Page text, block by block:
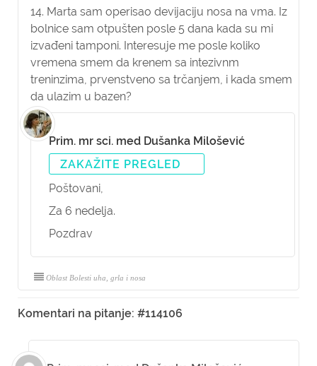
14. Marta sam operisao devijaciju nosa na vma. Iz
bolnice sam otpušten posle 5 dana kada su mi
izvađeni tamponi. Interesuje me posle koliko
vremena smem da krenem sa intezivnm
treninzima, prvenstveno sa trčanjem, i kada smem
da ulazim u bazen?
Prim. mr sci. med Dušanka Milošević
ZAKAŽITE PREGLED
Poštovani,
Za 6 nedelja.
Pozdrav
Oblast Bolesti uha, grla i nosa
Komentari na pitanje: #114106